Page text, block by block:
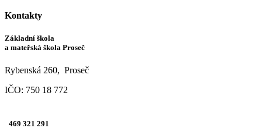
Kontakty
Základní škola
a mateřská škola Proseč
Rybenská 260, Proseč
IČO: 750 18 772
469 321 291